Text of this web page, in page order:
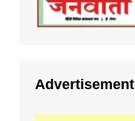
Advertisement